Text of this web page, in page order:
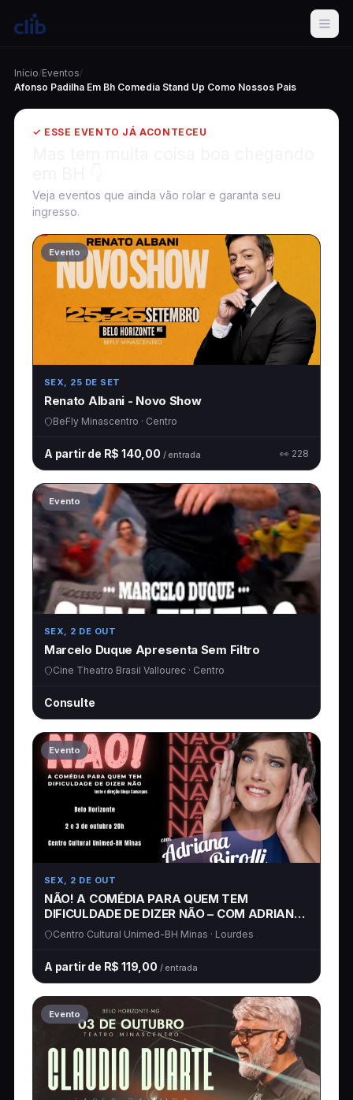
Início/Eventos/
Afonso Padilha Em Bh Comedia Stand Up Como Nossos Pais
✓ ESSE EVENTO JÁ ACONTECEU
Veja eventos que ainda vão rolar e garanta seu
ingresso.
Evento
SEX, 25 DE SET
Renato Albani - Novo Show
BeFly Minascentro · Centro
A partir de R$ 140,00 / entrada 👀 228
Evento
SEX, 2 DE OUT
Marcelo Duque Apresenta Sem Filtro
Cine Theatro Brasil Vallourec · Centro
Consulte
Evento
SEX, 2 DE OUT
NÃO! A COMÉDIA PARA QUEM TEM
DIFICULDADE DE DIZER NÃO – COM ADRIANA
BIROLLI
Centro Cultural Unimed-BH Minas · Lourdes
A partir de R$ 119,00 / entrada
Evento